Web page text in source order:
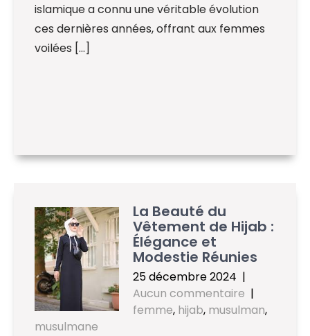
islamique a connu une véritable évolution
ces dernières années, offrant aux femmes
voilées […]
La Beauté du
Vêtement de Hijab :
Élégance et
Modestie Réunies
25 décembre 2024 |
Aucun commentaire |
femme, hijab, musulman,
musulmane